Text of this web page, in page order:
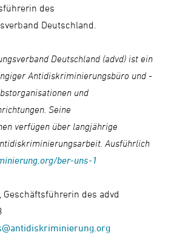
des
Deutschland.
Deutschland (advd) ist ein
Antidiskriminierungsbüro und -
und
Seine
verfügen über langjährige
Ausführlich
ber-uns-1
Geschäftsführerin des advd